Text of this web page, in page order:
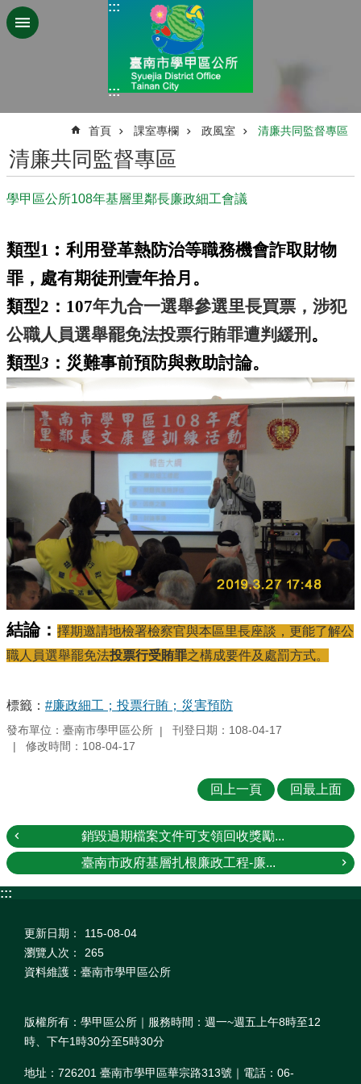
跳到主要內容區塊
:::
:::
首頁 課室專欄 政風室 清廉共同監督專區
清廉共同監督專區
學甲區公所108年基層里鄰長廉政細工會議
類型1 ︰利用登革熱防治等職務機會詐取財物
罪，處有期徒刑壹年拾月。
類型2 ： 107年九合一選舉參選里長買票，涉犯
公職人員選舉罷免法投票行賄罪遭判緩刑 。
類型3 ：災難事前預防與救助討論。
結論： 擇期邀請地檢署檢察官與本區里長座談，更能了解公
職人員選舉罷免法投票行受賄罪之構成要件及處罰方式。
標籤： #廉政細工；投票行賄；災害預防
發布單位：臺南市學甲區公所
刊登日期：108-04-17
修改時間：108-04-17
回上一頁 回最上面
銷毀過期檔案文件可支領回收獎勵...
臺南市政府基層扎根廉政工程-廉...
:::
更新日期：
115-08-04
瀏覽人次：
265
資料維護：臺南市學甲區公所
版權所有：學甲區公所｜服務時間：週一~週五上午8時至12
時、下午1時30分至5時30分
地址：726201 臺南市學甲區華宗路313號｜電話：06-